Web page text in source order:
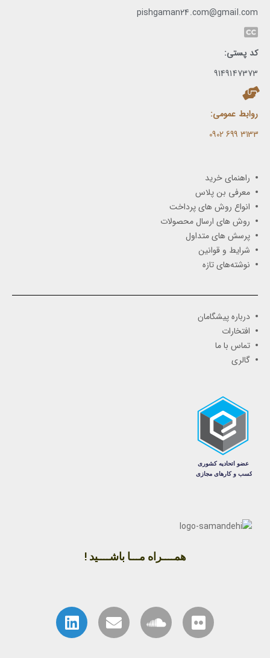
pishgaman24.com@gmail.com
کد پستی:
9149147373
روابط عمومی:
3133 699 0902​
راهنمای خرید
معرفی بن پلاس
انواع روش های پرداخت
روش های ارسال محصولات
پرسش های متداول
شرایط و قوانین
نوشته‌های تازه
درباره پیشگامان
افتخارات
تماس با ما
گالری
همــــراه مـــا باشــــید !